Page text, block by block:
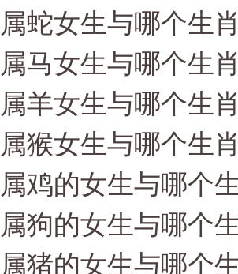
属蛇女生与哪个生
属马女生与哪个生
属羊女生与哪个生
属猴女生与哪个生
属鸡的女生与哪个
属狗的女生与哪个
属猪的女生与哪个